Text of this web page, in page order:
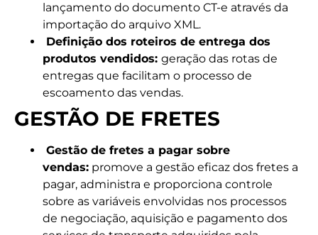
lançamento do documento CT-e através da
importação do arquivo XML.
Definição dos roteiros de entrega dos
produtos vendidos: geração das rotas de
entregas que facilitam o processo de
escoamento das vendas.
GESTÃO DE FRETES
Gestão de fretes a pagar sobre
vendas: promove a gestão eficaz dos fretes a
pagar, administra e proporciona controle
sobre as variáveis envolvidas nos processos
de negociação, aquisição e pagamento dos